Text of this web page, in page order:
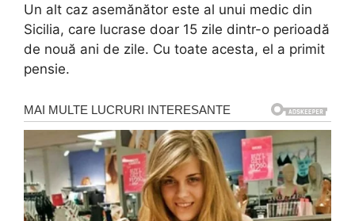
Un alt caz asemănător este al unui medic din
Sicilia, care lucrase doar 15 zile dintr-o perioadă
de nouă ani de zile. Cu toate acesta, el a primit
pensie.